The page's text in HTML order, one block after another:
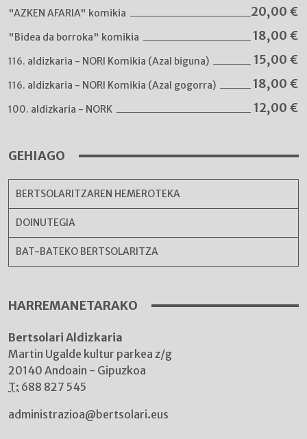
"AZKEN AFARIA" komikia 20,00 €
"Bidea da borroka" komikia 18,00 €
116. aldizkaria - NORI Komikia (Azal biguna) 15,00 €
116. aldizkaria - NORI Komikia (Azal gogorra) 18,00 €
100. aldizkaria - NORK 12,00 €
GEHIAGO
BERTSOLARITZAREN HEMEROTEKA
DOINUTEGIA
BAT-BATEKO BERTSOLARITZA
HARREMANETARAKO
Bertsolari Aldizkaria
Martin Ugalde kultur parkea z/g
20140 Andoain - Gipuzkoa
T: 688 827 545
administrazioa@bertsolari.eus